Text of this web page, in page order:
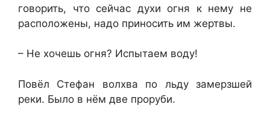
говорить, что сейчас духи огня к нему не
расположены, надо приносить им жертвы.
– Не хочешь огня? Испытаем воду!
Повёл Стефан волхва по льду замерзшей
реки. Было в нём две проруби.